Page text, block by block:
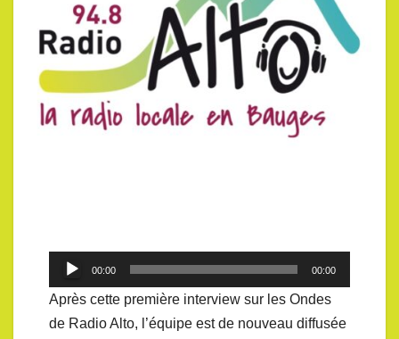
Lecteur
audio
00:00 00:00
Après cette première interview sur les Ondes
de Radio Alto, l’équipe est de nouveau diffusée